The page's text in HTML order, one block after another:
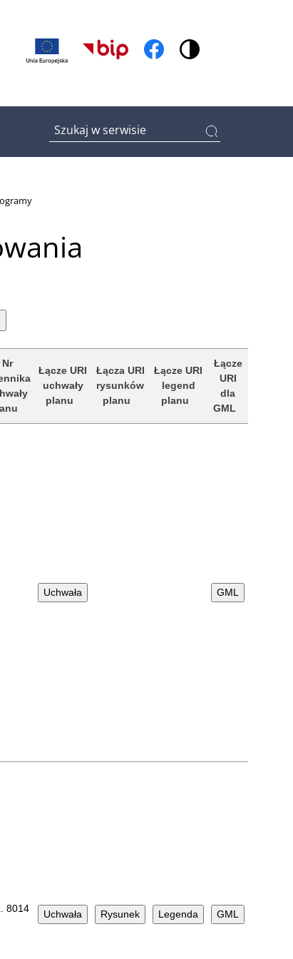
(otwiera w nowym oknie)
(otwiera w nowym
Wpisz tutaj czego szukasz
Nr
Łącze URI
uchwały
planu
Łącza URI
rysunków
planu
Łącze URI
legend
planu
Łącze
URI
dla
GML
8014